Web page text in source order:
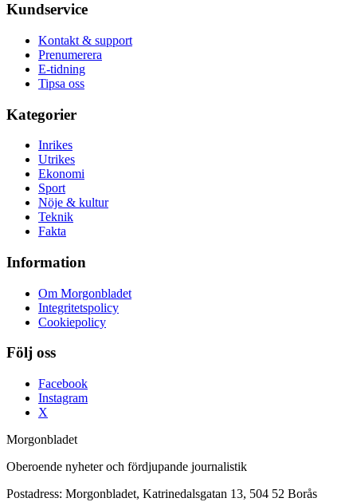
Kundservice
Kontakt & support
Prenumerera
E-tidning
Tipsa oss
Kategorier
Inrikes
Utrikes
Ekonomi
Sport
Nöje & kultur
Teknik
Fakta
Information
Om Morgonbladet
Integritetspolicy
Cookiepolicy
Följ oss
Facebook
Instagram
X
Morgonbladet
Oberoende nyheter och fördjupande journalistik
Postadress: Morgonbladet, Katrinedalsgatan 13, 504 52 Borås